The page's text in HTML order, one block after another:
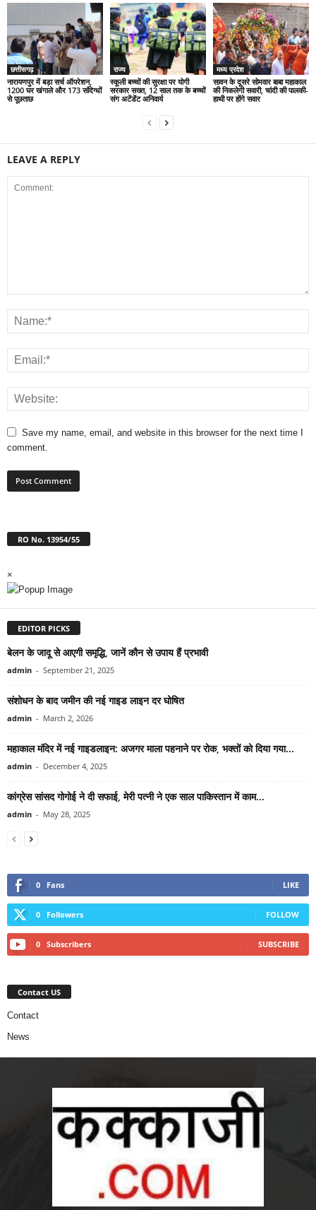
छत्तीसगढ़
नारायणपुर में बड़ा सर्च ऑपरेशन,
1200 घर खंगाले और 173 संदिग्धों
से पूछताछ
राज्य
स्कूली बच्चों की सुरक्षा पर योगी
सरकार सख्त, 12 साल तक के बच्चों
संग अटेंडेंट अनिवार्य
मध्य प्रदेश
सावन के दूसरे सोमवार बाबा महाकाल
की निकलेगी सवारी, चांदी की पालकी-
हाथी पर होंगे सवार
LEAVE A REPLY
Save my name, email, and website in this browser for the next time I
comment.
RO No. 13954/55
×
EDITOR PICKS
बेलन के जादू से आएगी समृद्धि, जानें कौन से उपाय हैं प्रभावी
admin - September 21, 2025
संशोधन के बाद जमीन की नई गाइड लाइन दर घोषित
admin - March 2, 2026
महाकाल मंदिर में नई गाइडलाइन: अजगर माला पहनाने पर रोक, भक्तों को दिया गया...
admin - December 4, 2025
कांग्रेस सांसद गोगोई ने दी सफाई, मेरी पत्नी ने एक साल पाकिस्तान में काम...
admin - May 28, 2025
0 Fans LIKE
0 Followers FOLLOW
0 Subscribers SUBSCRIBE
Contact US
Contact
News